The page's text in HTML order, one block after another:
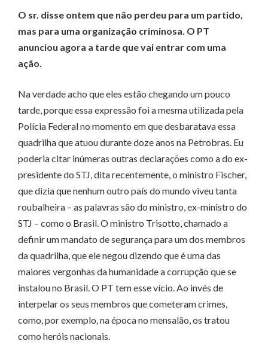
O sr. disse ontem que não perdeu para um partido,
mas para uma organização criminosa. O PT
anunciou agora a tarde que vai entrar com uma
ação.
Na verdade acho que eles estão chegando um pouco
tarde, porque essa expressão foi a mesma utilizada pela
Polícia Federal no momento em que desbaratava essa
quadrilha que atuou durante doze anos na Petrobras. Eu
poderia citar inúmeras outras declarações como a do ex-
presidente do STJ, dita recentemente, o ministro Fischer,
que dizia que nenhum outro país do mundo viveu tanta
roubalheira – as palavras são do ministro, ex-ministro do
STJ – como o Brasil. O ministro Trisotto, chamado a
definir um mandato de segurança para um dos membros
da quadrilha, que ele negou dizendo que é uma das
maiores vergonhas da humanidade a corrupção que se
instalou no Brasil. O PT tem esse vício. Ao invés de
interpelar os seus membros que cometeram crimes,
como, por exemplo, na época no mensalão, os tratou
como heróis nacionais.